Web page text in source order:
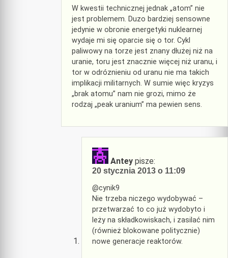
W kwestii technicznej jednak „atom” nie
jest problemem. Duzo bardziej sensowne
jedynie w obronie energetyki nuklearnej
wydaje mi się oparcie się o tor. Cykl
paliwowy na torze jest znany dłużej niż na
uranie, toru jest znacznie więcej niż uranu, i
tor w odróznieniu od uranu nie ma takich
implikacji militarnych. W sumie więc kryzys
„brak atomu” nam nie grozi, mimo że
rodzaj „peak uranium” ma pewien sens.
Antey pisze:
20 stycznia 2013 o 11:09
@cynik9
Nie trzeba niczego wydobywać –
przetwarzać to co już wydobyto i
leży na składkowiskach, i zasilać nim
(również blokowane politycznie)
nowe generacje reaktorów.